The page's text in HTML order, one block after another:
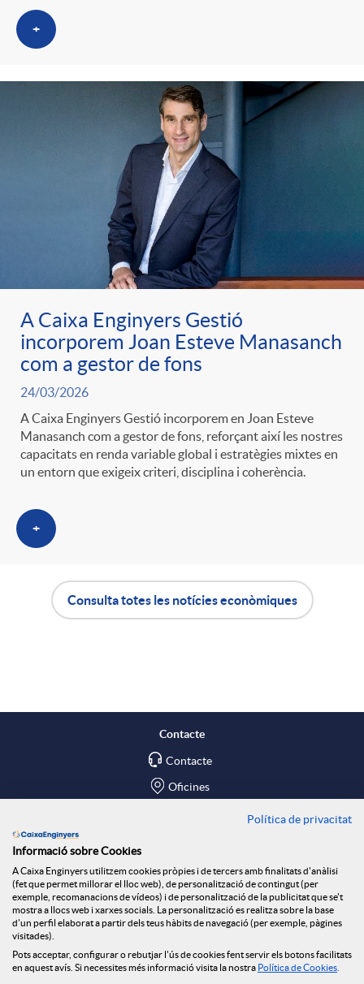
+
A Caixa Enginyers Gestió
incorporem Joan Esteve Manasanch
com a gestor de fons
24/03/2026
A Caixa Enginyers Gestió incorporem en Joan Esteve
Manasanch com a gestor de fons, reforçant així les nostres
capacitats en renda variable global i estratègies mixtes en
un entorn que exigeix criteri, disciplina i coherència.
+
c
a
c
n
n
o
Consulta totes les notícies econòmiques
Contacte
Contacte
Oficines
Social Room
Seguretat Online
Política de privacitat
Informació sobre Cookies
A Caixa Enginyers utilitzem cookies pròpies i de tercers amb finalitats d'anàlisi
(fet que permet millorar el lloc web), de personalització de contingut (per
exemple, recomanacions de vídeos) i de personalització de la publicitat que se't
mostra a llocs web i xarxes socials. La personalització es realitza sobre la base
d'un perfil elaborat a partir dels teus hàbits de navegació (per exemple, pàgines
visitades).
Pots acceptar, configurar o rebutjar l'ús de cookies fent servir els botons facilitats
en aquest avís. Si necessites més informació visita la nostra Política de Cookies